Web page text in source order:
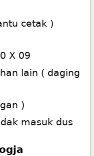
cetak )
X 09
lain ( daging
)
masuk dus